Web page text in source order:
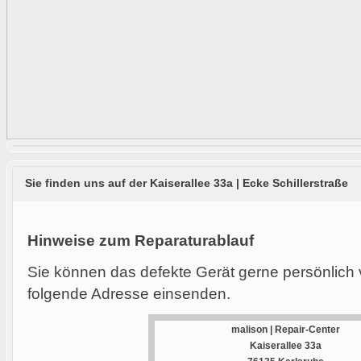
Sie finden uns auf der Kaiserallee 33a | Ecke Schillerstraße
Hinweise zum Reparaturablauf
Sie können das defekte Gerät gerne
folgende Adresse einsenden.
malison | Repair-Center
Kaiserallee 33a